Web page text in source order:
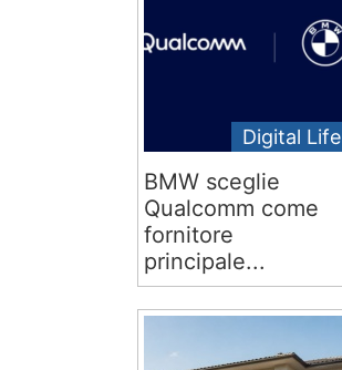
Digital Life
BMW sceglie
Qualcomm come
fornitore
principale...